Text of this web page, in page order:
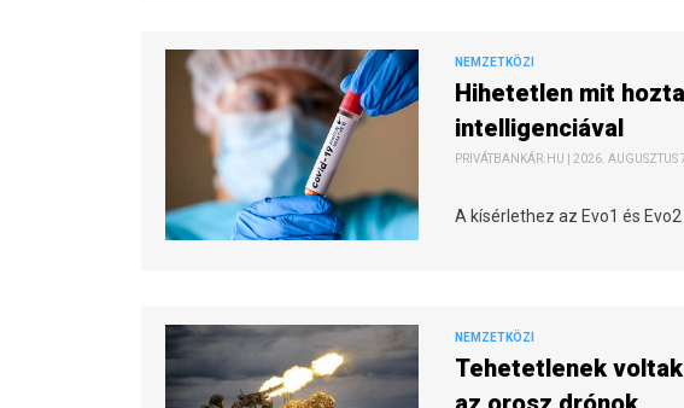
NEMZETKÖZI
Hihetetlen mit
intelligenciával
PRIVÁTBANKÁR.HU | 2026. AUGUSZTUS
A kísérlethez az Evo1 és
NEMZETKÖZI
Tehetetlenek